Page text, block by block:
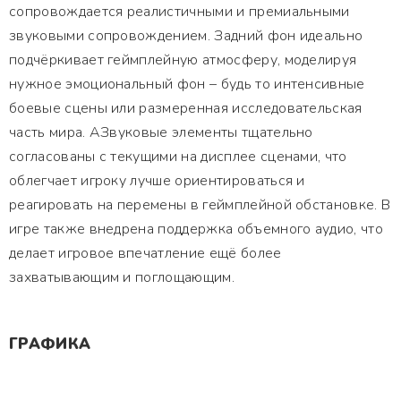
сопровождается реалистичными и премиальными
звуковыми сопровождением. Задний фон идеально
подчёркивает геймплейную атмосферу, моделируя
нужное эмоциональный фон – будь то интенсивные
боевые сцены или размеренная исследовательская
часть мира. АЗвуковые элементы тщательно
согласованы с текущими на дисплее сценами, что
облегчает игроку лучше ориентироваться и
реагировать на перемены в геймплейной обстановке. В
игре также внедрена поддержка объемного аудио, что
делает игровое впечатление ещё более
захватывающим и поглощающим.
ГРАФИКА